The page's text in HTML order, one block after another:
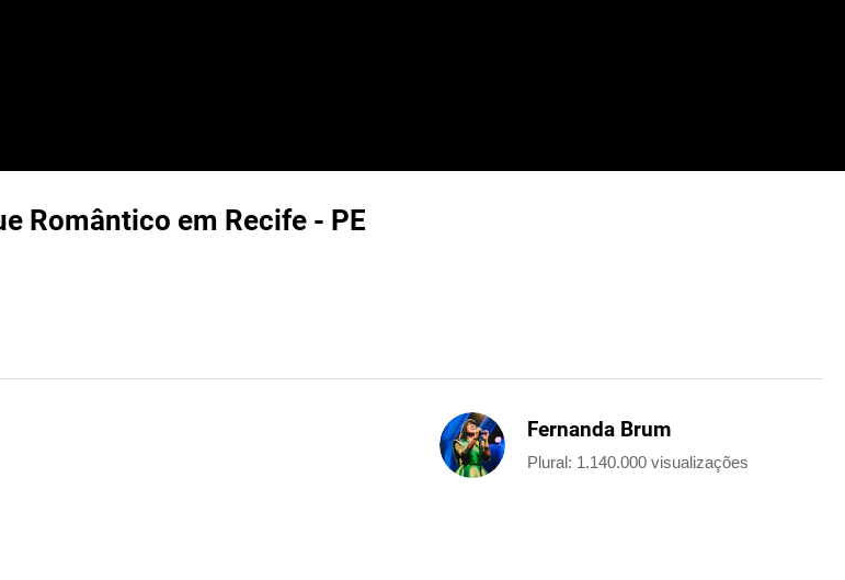
Romântico em Recife - PE
Fernanda Brum
Plural: 1.140.000 visualizações